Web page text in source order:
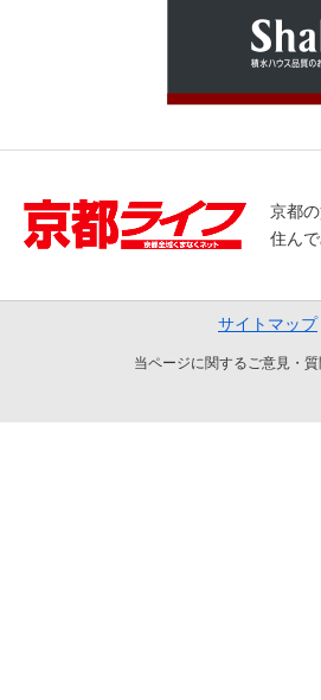
京都
住ん
サイトマップ
当ページに関するご意見・